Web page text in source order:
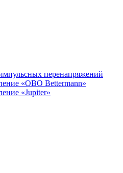
перенапряжений
«OBO Bettermann»
«Jupiter»